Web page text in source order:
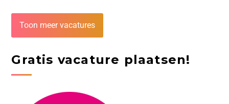
Toon meer vacatures
Gratis vacature plaatsen!